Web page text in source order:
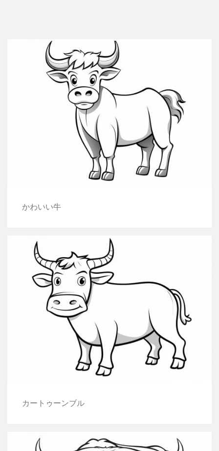
かわいい牛
カートゥーンブル